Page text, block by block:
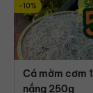
-10%
Cá mờm cơm 1
nắng 250g